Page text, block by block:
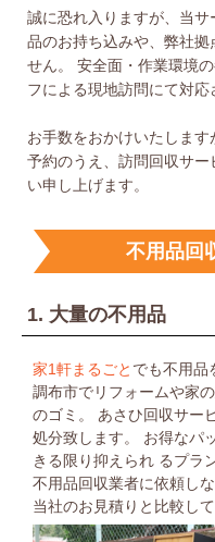
誠に恐れ入りますが、当
品のお持ち込みや、弊社
せん。 安全面・作業環境
フによる現地訪問にて対応
お手数をおかけいたしま
予約のうえ、訪問回収サ
い申し上げます。
不用品回
1. 大量の不用品
家1軒まるごと でも不用品
調布市でリフォームや家
のゴミ。
あさひ回収サー
処分致します。
お得なパ
きる限り抑えられ るプラ
不用品回収業者に依頼し
当社のお見積りと比較して